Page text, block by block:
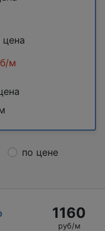
м
по цене
1160
руб/м